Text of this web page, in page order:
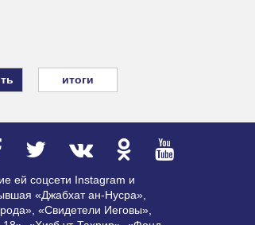
итоги
ей соцсети Instagram и
«Джабхат ан-Нусра»,
«Свидетели Иеговы»,